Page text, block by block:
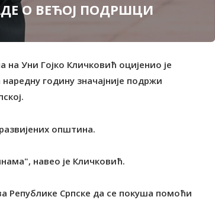
О ВЕЋОЈ ПОДРШЦИ
Уни Гојко Кличковић оцијенио је
годину значајније подржи
општина.
навео је Кличковић.
Републике Српске да се покуша помоћи